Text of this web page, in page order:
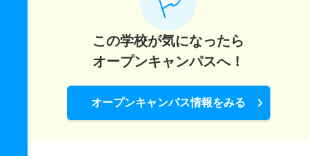
この学校が気になったら
オープンキャンパスへ！
オープンキャンパス情報をみる